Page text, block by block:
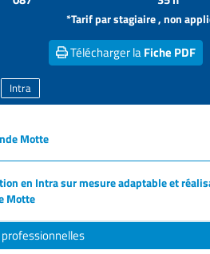
*Tarif par stagiaire , non
Télécharger laFiche PDF
Intra
Motte
en Intra sur mesure adaptable et
Motte